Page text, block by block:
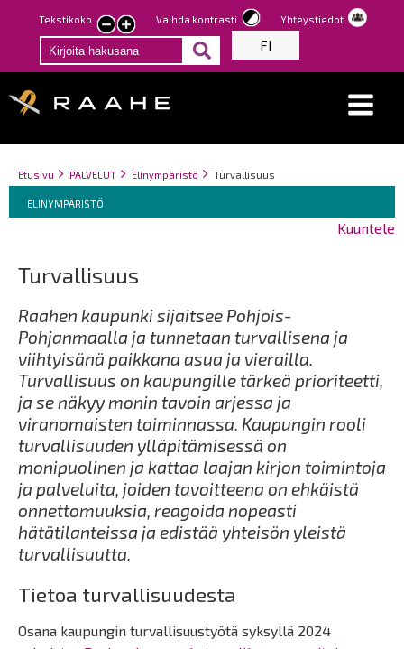
Hyppää
pääsisältöön
Tekstikoko
Pienennä
tekstin
kokoa
Suurenna
tekstin
kokoa
Vaihda kontrasti Yhteystiedot
FI
Breadcrumbs
You
here:
Etusivu PALVELUT Elinympäristö Turvallisuus
Breadcrumbs
You
are
ELINYMPÄRISTÖ
Kuuntele
Turvallisuus
Raahen kaupunki sijaitsee Pohjois-
Pohjanmaalla ja tunnetaan turvallisena ja
viihtyisänä paikkana asua ja vierailla.
Turvallisuus on kaupungille tärkeä prioriteetti,
ja se näkyy monin tavoin arjessa ja
viranomaisten toiminnassa. Kaupungin rooli
turvallisuuden ylläpitämisessä on
monipuolinen ja kattaa laajan kirjon toimintoja
ja palveluita, joiden tavoitteena on ehkäistä
onnettomuuksia, reagoida nopeasti
hätätilanteissa ja edistää yhteisön yleistä
turvallisuutta.
Tietoa turvallisuudesta
Osana kaupungin turvallisuustyötä syksyllä 2024